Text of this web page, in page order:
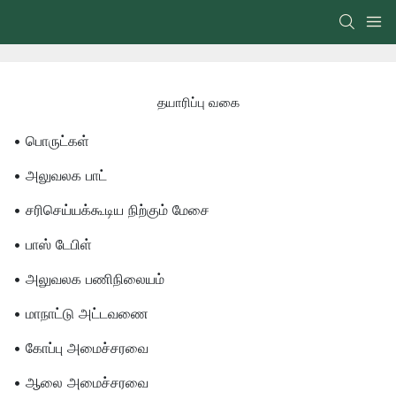
தயாரிப்பு வகை
• பொருட்கள்
• அலுவலக பாட்
• சரிசெய்யக்கூடிய நிற்கும் மேசை
• பாஸ் டேபிள்
• அலுவலக பணிநிலையம்
• மாநாட்டு அட்டவணை
• கோப்பு அமைச்சரவை
• ஆலை அமைச்சரவை